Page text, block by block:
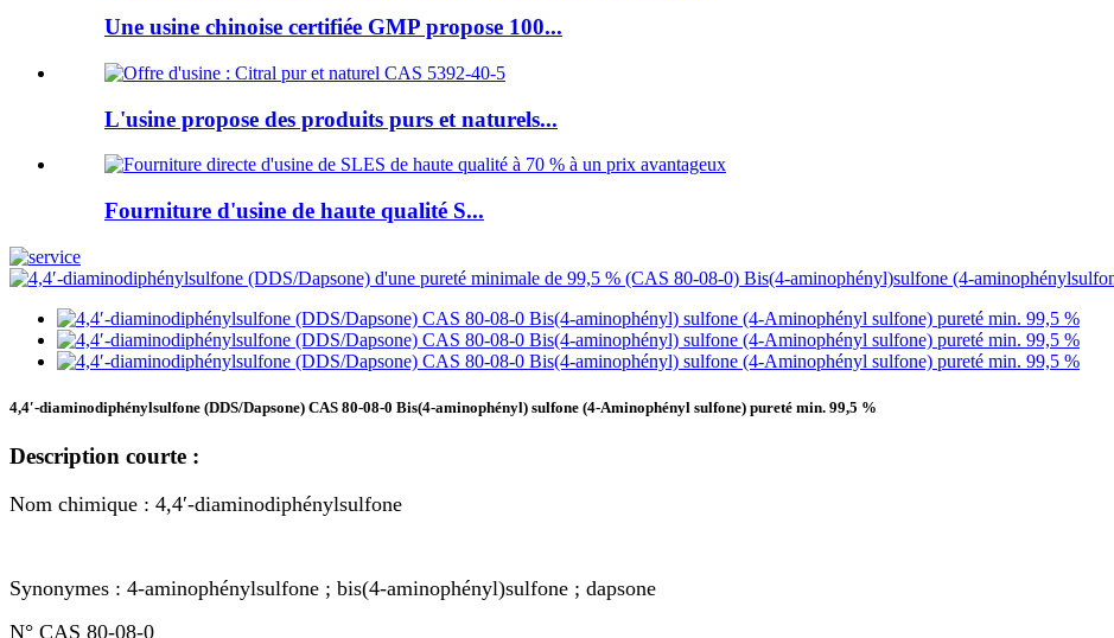
Une usine chinoise certifiée GMP propose 100...
L'usine propose des produits purs et naturels...
Fourniture d'usine de haute qualité S...
4,4′-diaminodiphénylsulfone (DDS/Dapsone) CAS 80-08-0 Bis(4-aminophényl) sulfone (4-Aminophényl sulfone) pureté min. 99,5 %
Description courte :
Nom chimique : 4,4′-diaminodiphénylsulfone
Synonymes : 4-aminophénylsulfone ; bis(4-aminophényl)sulfone ; dapsone
N° CAS 80-08-0